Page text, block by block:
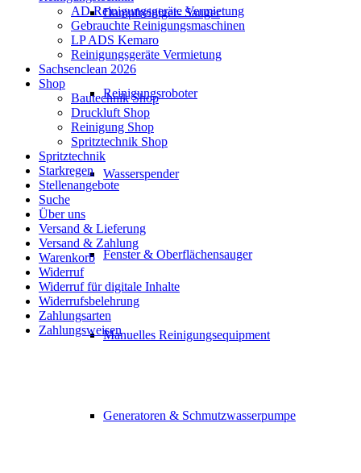
Dampfreiniger- Sauger
Reinigungsroboter
Wasserspender
Fenster & Oberflächensauger
Manuelles Reinigungsequipment
Generatoren & Schmutzwasserpumpe
AD Reinigungsgeräte Vermietung
Gebrauchte Reinigungsmaschinen
LP ADS Kemaro
Reinigungsgeräte Vermietung
Sachsenclean 2026
Shop
Bautechnik Shop
Druckluft Shop
Reinigung Shop
Spritztechnik Shop
Spritztechnik
Starkregen
Stellenangebote
Suche
Über uns
Versand & Lieferung
Versand & Zahlung
Warenkorb
Widerruf
Widerruf für digitale Inhalte
Widerrufsbelehrung
Zahlungsarten
Zahlungsweisen